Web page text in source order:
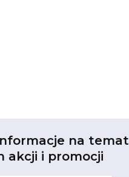
na temat
akcji i promocji